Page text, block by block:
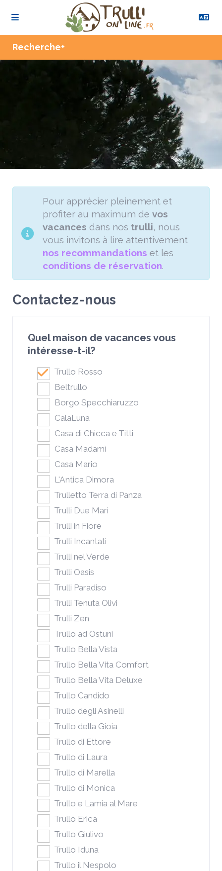
Recherche+
Pour apprécier pleinement et
profiter au maximum de vos
vacances dans nos trulli, nous
vous invitons à lire attentivement
nos recommandations et les
conditions de réservation.
Contactez-nous
Quel maison de vacances vous
intéresse-t-il?
Trullo Rosso
Beltrullo
Borgo Specchiaruzzo
CalaLuna
Casa di Chicca e Titti
Casa Madamì
Casa Mario
L'Antica Dimora
Trulletto Terra di Panza
Trulli Due Mari
Trulli in Fiore
Trulli Incantati
Trulli nel Verde
Trulli Oasis
Trulli Paradiso
Trulli Tenuta Olivi
Trulli Zen
Trullo ad Ostuni
Trullo Bella Vista
Trullo Bella Vita Comfort
Trullo Bella Vita Deluxe
Trullo Candido
Trullo degli Asinelli
Trullo della Gioia
Trullo di Ettore
Trullo di Laura
Trullo di Marella
Trullo di Monica
Trullo e Lamia al Mare
Trullo Erica
Trullo Giulivo
Trullo Iduna
Trullo il Nespolo